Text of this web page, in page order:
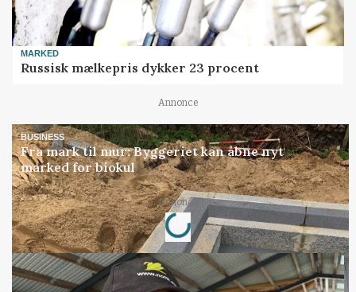
MARKED
Russisk mælkepris dykker 23 procent
Annonce
BUSINESS
Fra mark til mur: Byggeriet kan åbne nyt
marked for biokul
Annonce
Loading...